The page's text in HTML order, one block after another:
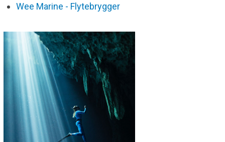
Wee Marine - Flytebrygger